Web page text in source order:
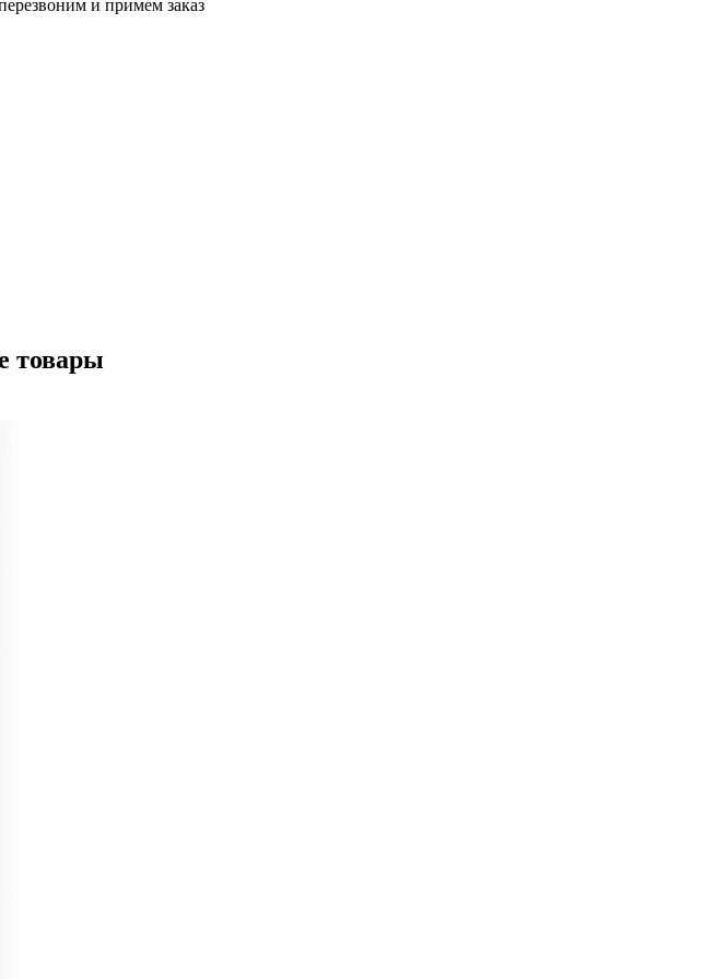
и примем заказ
товары